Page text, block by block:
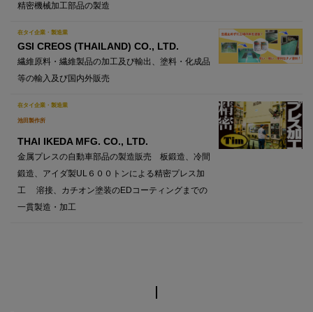
精密機械加工部品の製造
在タイ企業・製造業
GSI CREOS (THAILAND) CO., LTD.
繊維原料・繊維製品の加工及び輸出、塗料・化成品
等の輸入及び国内外販売
在タイ企業・製造業
池田製作所
THAI IKEDA MFG. CO., LTD.
金属プレスの自動車部品の製造販売 板鍛造、冷間
鍛造、アイダ製UL６００トンによる精密プレス加
工 溶接、カチオン塗装のEDコーティングまでの
一貫製造・加工